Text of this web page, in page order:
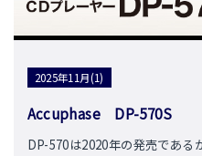
2025年11月(1)
Accuphase DP-570S
DP-570は2020年の発売である